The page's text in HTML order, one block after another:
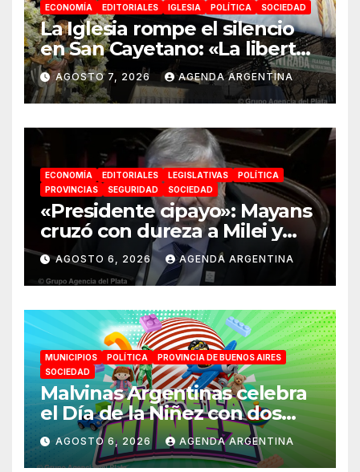
ECONOMÍA EDITORIALES IGLESIA POLÍTICA SOCIEDAD
La Iglesia rompe el silencio
en San Cayetano: «La libertad
económica no puede ser
absoluta»
AGOSTO 7, 2026 AGENDA ARGENTINA
ECONOMÍA EDITORIALES LEGISLATIVAS
POLÍTICA
PROVINCIAS
SEGURIDAD SOCIEDAD
«Presidente cipayo»: Mayans
cruzó con dureza a Milei y
advirtió sobre un juicio
político por traición a la
Patria
AGOSTO 6, 2026 AGENDA ARGENTINA
MUNICIPIOS POLÍTICA
PROVINCIA DE BUENOS AIRES
SOCIEDAD
Malvinas Argentinas celebra
el Día de la Niñez con dos
jornadas de juegos,
espectáculos y actividades
AGOSTO 6, 2026 AGENDA ARGENTINA